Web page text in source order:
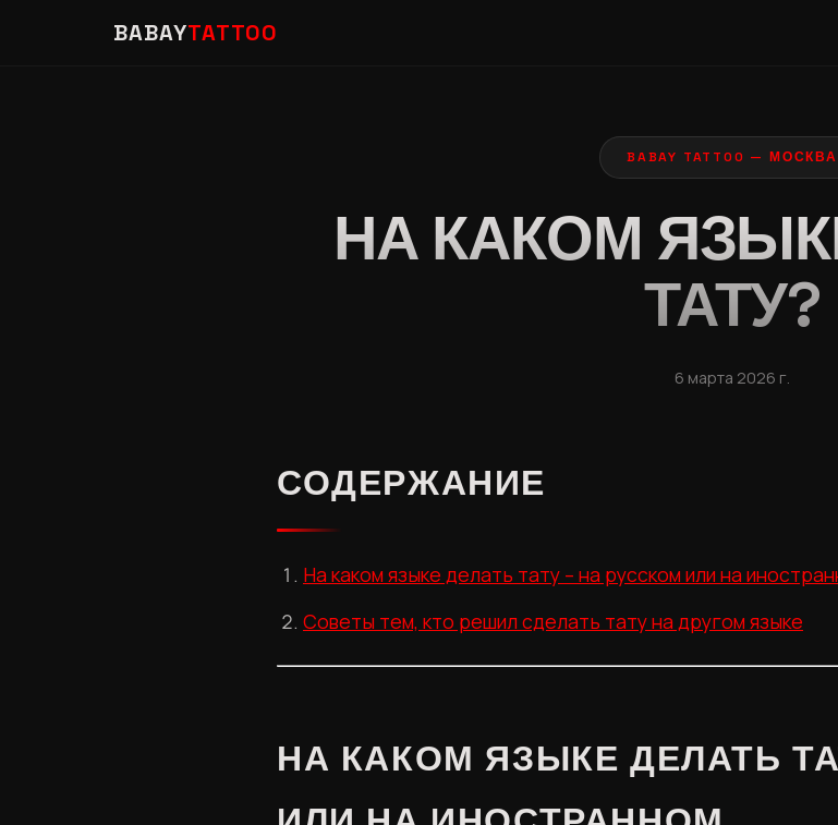
BABAYTATTOO
BABAY TATTOO — МОСКВА
НА КАКОМ
ТАТУ?
6 марта 2026 г.
СОДЕРЖАНИЕ
На каком языке делать тату – на русском или на
Советы тем, кто решил сделать тату на другом языке
НА КАКОМ ЯЗЫКЕ ДЕЛАТЬ